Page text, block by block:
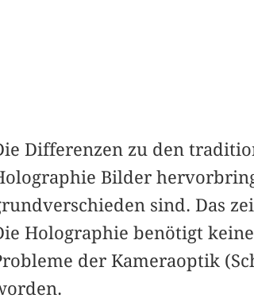
Differenzen zu den
Bilder
sind. Das
Holographie benötigt
der Kameraoptik